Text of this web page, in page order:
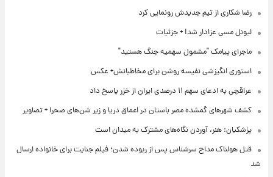
رضا شکاری از تیم جدیدش رونمایی کرد
لیونل مسی عزادار شد! + جزئیات
ماجرای پیامک "مشمول سهمیه جنگ هستید"
استوری انگیزشی نفیسه روشن برای مخاطبانش+ عکس
عراقچی به ادعای سهم ۱۱ درصدی ایران از خزر پاسخ داد
کشف شهرهای گمشده مصر باستان در اعماق دریا و زیر شن‌های صحرا + تصاویر
پزشکیان: هنر، آوردن نگاه‌های مشترک به میدان است
قتل هولناک مداح سرشناس پس از ربوده شدن؛ فیلم جنایت برای خانواده ارسال
شد